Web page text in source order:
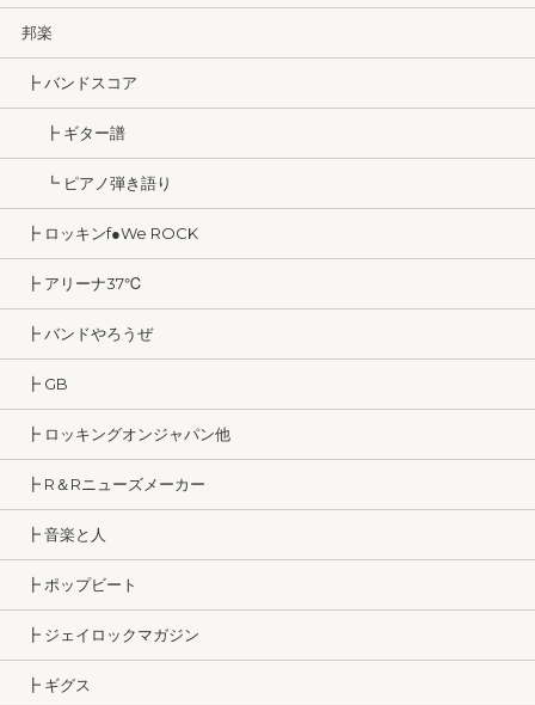
邦楽
┣ バンドスコア
┣ ギター譜
┗ ピアノ弾き語り
┣ ロッキンf●We ROCK
┣ アリーナ37℃
┣ バンドやろうぜ
┣ GB
┣ ロッキングオンジャパン他
┣ R＆Rニューズメーカー
┣ 音楽と人
┣ ポップビート
┣ ジェイロックマガジン
┣ ギグス